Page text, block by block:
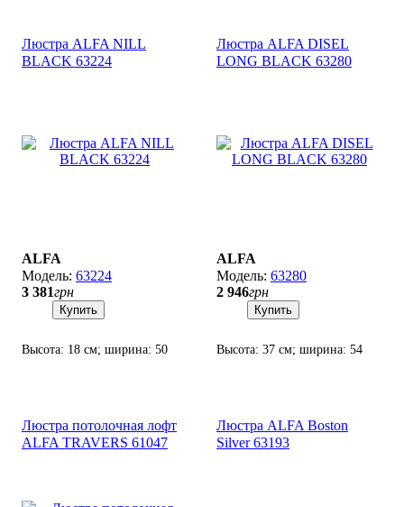
Люстра ALFA NILL
BLACK 63224
ALFA
63224
3 381грн
Купить
Высота: 18 см; ширина: 50
Люстра ALFA DISEL
LONG BLACK 63280
ALFA
63280
2 946грн
Купить
Высота: 37 см; ширина: 54
Люстра потолочная лофт
ALFA TRAVERS 61047
Люстра ALFA Boston
Silver 63193